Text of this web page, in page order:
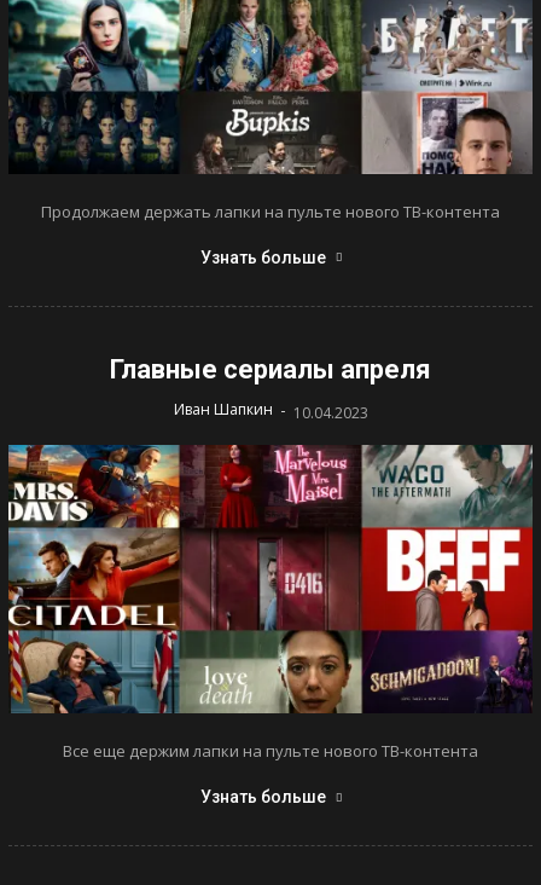
Продолжаем держать лапки на пульте нового ТВ-контента
Узнать больше
Главные сериалы апреля
Иван Шапкин - 10.04.2023
Все еще держим лапки на пульте нового ТВ-контента
Узнать больше